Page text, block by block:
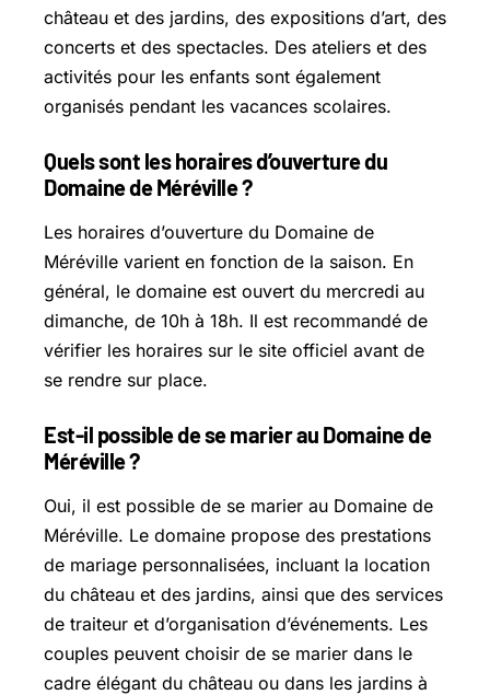
château et des jardins, des expositions d’art, des
concerts et des spectacles. Des ateliers et des
activités pour les enfants sont également
organisés pendant les vacances scolaires.
Quels sont les horaires d’ouverture du
Domaine de Méréville ?
Les horaires d’ouverture du Domaine de
Méréville varient en fonction de la saison. En
général, le domaine est ouvert du mercredi au
dimanche, de 10h à 18h. Il est recommandé de
vérifier les horaires sur le site officiel avant de
se rendre sur place.
Est-il possible de se marier au Domaine de
Méréville ?
Oui, il est possible de se marier au Domaine de
Méréville. Le domaine propose des prestations
de mariage personnalisées, incluant la location
du château et des jardins, ainsi que des services
de traiteur et d’organisation d’événements. Les
couples peuvent choisir de se marier dans le
cadre élégant du château ou dans les jardins à